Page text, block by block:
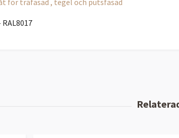
för träfasad , tegel och putsfasad